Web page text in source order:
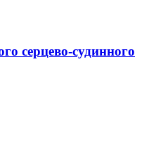
серцево-судинного